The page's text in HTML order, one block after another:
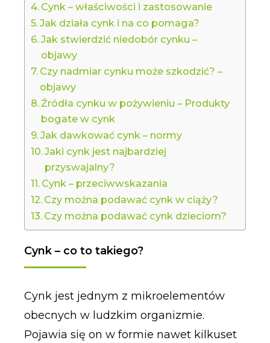
Cynk – właściwości i zastosowanie
Jak działa cynk i na co pomaga?
Jak stwierdzić niedobór cynku –
objawy
Czy nadmiar cynku może szkodzić? –
objawy
Źródła cynku w pożywieniu – Produkty
bogate w cynk
Jak dawkować cynk – normy
Jaki cynk jest najbardziej
przyswajalny?
Cynk – przeciwwskazania
Czy można podawać cynk w ciąży?
Czy można podawać cynk dzieciom?
Cynk – co to takiego?
Cynk jest jednym z mikroelementów
obecnych w ludzkim organizmie.
Pojawia się on w formie nawet kilkuset